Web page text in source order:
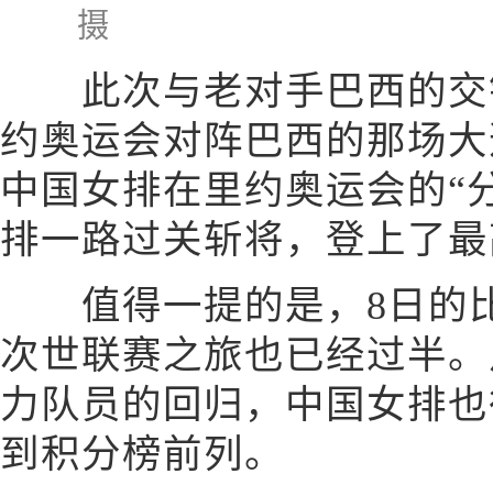
摄
此次与老对手巴西的交
约奥运会对阵巴西的那场
中国女排在里约奥运会的“
排一路过关斩将，登上了
值得一提的是，8日的
次世联赛之旅也已经过半
力队员的回归，中国女排
到积分榜前列。